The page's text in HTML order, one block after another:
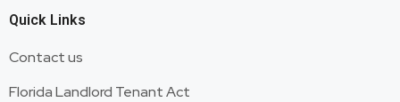
Quick Links
Contact us
Florida Landlord Tenant Act